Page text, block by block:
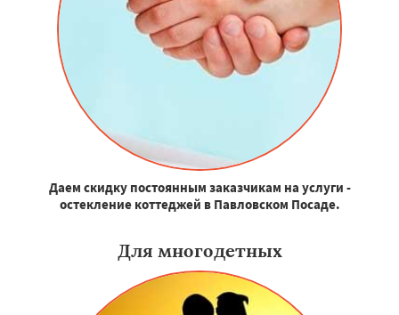
Даем скидку постоянным заказчикам на услуги -
остекление коттеджей в Павловском Посаде.
Для многодетных